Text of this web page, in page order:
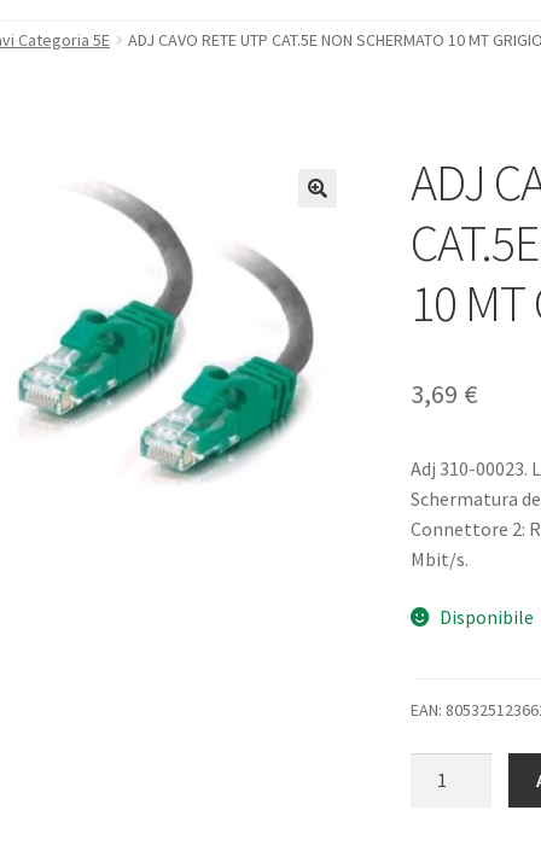
Categoria 5E ADJ CAVO RETE UTP CAT.5E NON SCHERMATO 10 MT
ADJ
10 MT
3,69 €
Adj 310-00023.
Schermatura
Connettore 2:
Mbit/s.
Disponibile
EAN: